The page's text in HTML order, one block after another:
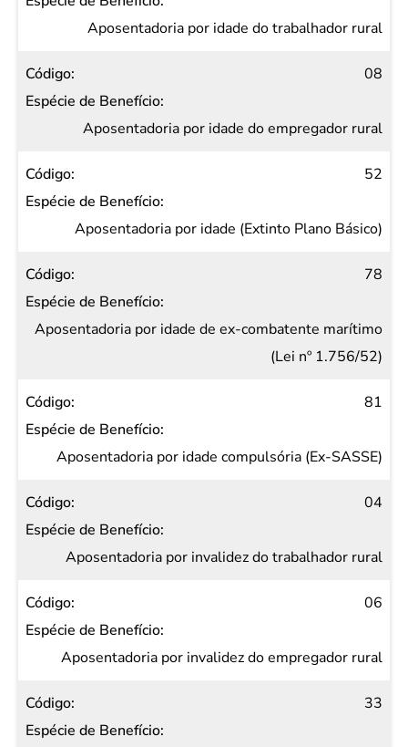
deAposentadoria por idade do trabalhador rural
08
Aposentadoria por idade do empregador rural
52
Aposentadoria por idade (Extinto Plano Básico)
78
Aposentadoria por idade de ex-combatente marítimo
(Lei nº 1.756/52)
81
Aposentadoria por idade compulsória (Ex-SASSE)
04
Aposentadoria por invalidez do trabalhador rural
06
Aposentadoria por invalidez do empregador rural
33